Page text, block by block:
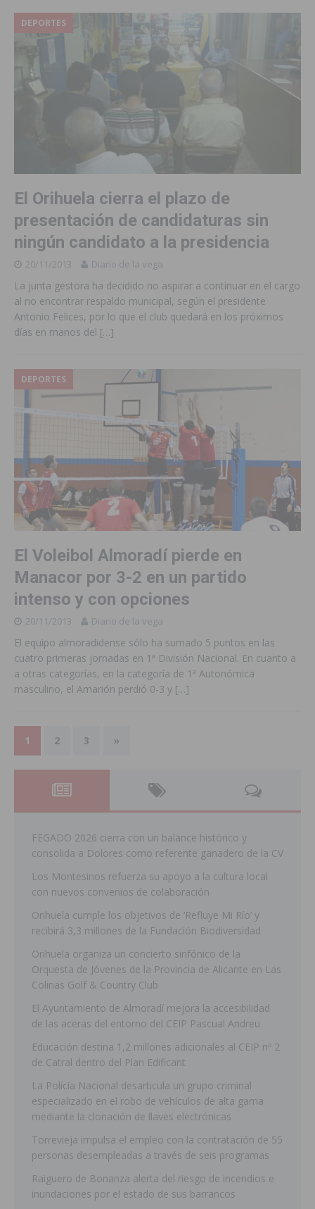
DEPORTES
El Orihuela cierra el plazo de
presentación de candidaturas sin
ningún candidato a la presidencia
20/11/2013 Diario de la vega
La junta gestora ha decidido no aspirar a continuar en el cargo
al no encontrar respaldo municipal, según el presidente
Antonio Felices, por lo que el club quedará en los próximos
días en manos del […]
DEPORTES
El Voleibol Almoradí pierde en
Manacor por 3-2 en un partido
intenso y con opciones
20/11/2013 Diario de la vega
El equipo almoradidense sólo ha sumado 5 puntos en las
cuatro primeras jornadas en 1ª División Nacional. En cuanto a
a otras categorías, en la categoría de 1ª Autonómica
masculino, el Amarión perdió 0-3 y […]
1 2 3 »
FEGADO 2026 cierra con un balance histórico y
consolida a Dolores como referente ganadero de la CV
Los Montesinos refuerza su apoyo a la cultura local
con nuevos convenios de colaboración
Orihuela cumple los objetivos de ‘Refluye Mi Río’ y
recibirá 3,3 millones de la Fundación Biodiversidad
Orihuela organiza un concierto sinfónico de la
Orquesta de Jóvenes de la Provincia de Alicante en Las
Colinas Golf & Country Club
El Ayuntamiento de Almoradí mejora la accesibilidad
de las aceras del entorno del CEIP Pascual Andreu
Educación destina 1,2 millones adicionales al CEIP nº 2
de Catral dentro del Plan Edificant
La Policía Nacional desarticula un grupo criminal
especializado en el robo de vehículos de alta gama
mediante la clonación de llaves electrónicas
Torrevieja impulsa el empleo con la contratación de 55
personas desempleadas a través de seis programas
Raiguero de Bonanza alerta del riesgo de incendios e
inundaciones por el estado de sus barrancos